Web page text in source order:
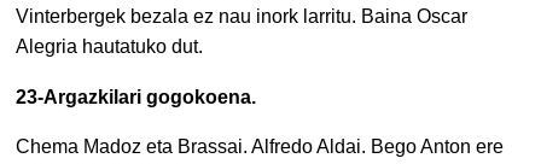
Vinterbergek bezala ez nau inork larritu. Baina Oscar
Alegria hautatuko dut.
23-Argazkilari gogokoena.
Chema Madoz eta Brassai. Alfredo Aldai. Bego Anton ere